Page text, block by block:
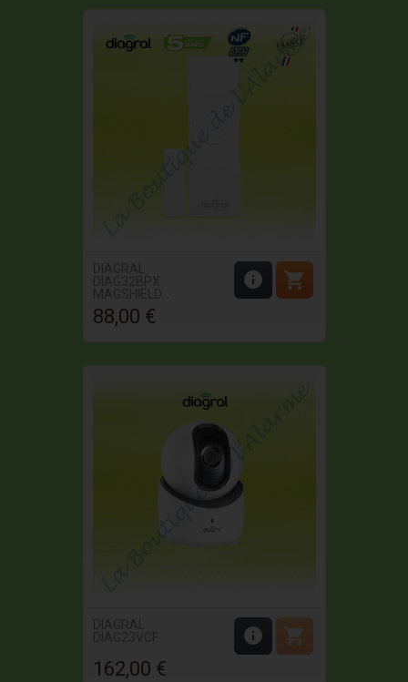
 
Prix
88,00 €
 
Prix
162,00 €